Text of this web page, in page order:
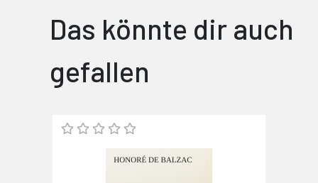
Das könnte dir auch
gefallen